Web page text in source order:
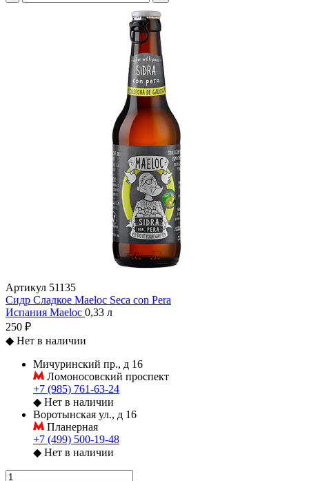
Артикул 51135
Сидр Сладкое Maeloc Seca con Pera
Испания Maeloc 0,33 л
250 ₽
◆ Нет в наличии
Мичуринский пр., д 16
Ломоносовский проспект
+7 (985) 761-63-24
◆ Нет в наличии
Воротынская ул., д 16
Планерная
+7 (499) 500-19-48
◆ Нет в наличии